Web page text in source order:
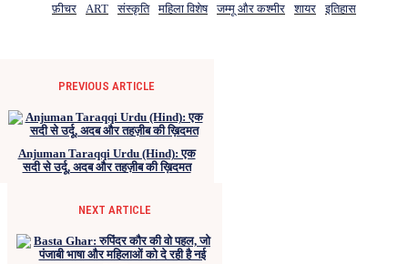
फ़ीचर ART संस्कृति महिला विशेष जम्मू और कश्मीर शायर इतिहास
PREVIOUS ARTICLE
Anjuman Taraqqi Urdu (Hind): एक
सदी से उर्दू, अदब और तहज़ीब की ख़िदमत
NEXT ARTICLE